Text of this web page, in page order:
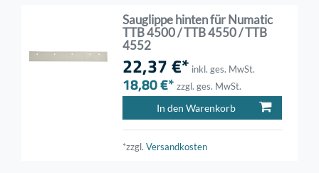
Sauglippe hinten für Numatic
TTB 4500 / TTB 4550 / TTB
4552
22,37 €* inkl. ges. MwSt.
18,80 €* zzgl. ges. MwSt.
In den Warenkorb
*zzgl.Versandkosten